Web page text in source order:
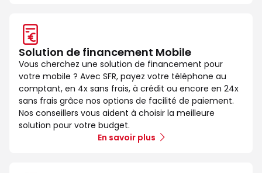
Solution de financement Mobile
Vous cherchez une solution de financement pour
votre mobile ? Avec SFR, payez votre téléphone au
comptant, en 4x sans frais, à crédit ou encore en 24x
sans frais grâce nos options de facilité de paiement.
Nos conseillers vous aident à choisir la meilleure
solution pour votre budget.
En savoir plus